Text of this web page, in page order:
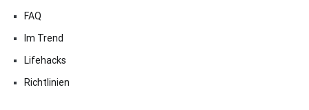
FAQ
Im Trend
Lifehacks
Richtlinien